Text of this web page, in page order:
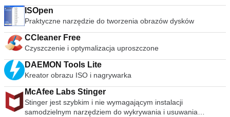
ISOpen
Praktyczne narzędzie do tworzenia obrazów dysków
CCleaner Free
Czyszczenie i optymalizacja uproszczone
DAEMON Tools Lite
Kreator obrazu ISO i nagrywarka
McAfee Labs Stinger
Stinger jest szybkim i nie wymagającym instalacji
samodzielnym narzędziem do wykrywania i usuwania